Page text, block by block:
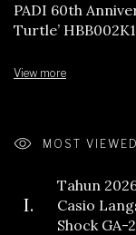
PADI 60th
Turtle’
View more
MOST VIEWED
I.
Tahun
Casio
Shock GA-